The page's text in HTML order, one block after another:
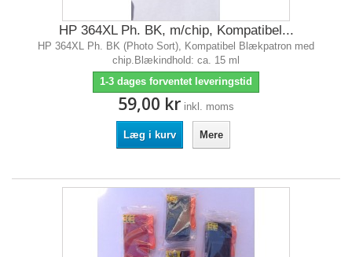
HP 364XL Ph. BK, m/chip, Kompatibel...
HP 364XL Ph. BK (Photo Sort), Kompatibel Blækpatron med
chip.Blækindhold: ca. 15 ml
1-3 dages forventet leveringstid
59,00 kr inkl. moms
Læg i kurv Mere